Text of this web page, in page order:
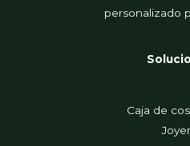
personalizado
Caja de